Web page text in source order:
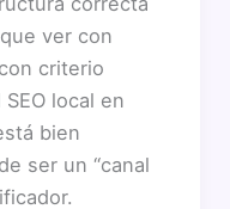
ver con
criterio
local en
bien
ser un “canal